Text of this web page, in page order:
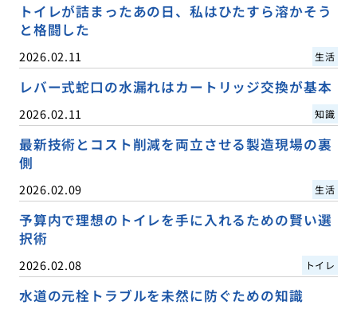
トイレが詰まったあの日、私はひたすら溶かそう
と格闘した
2026.02.11 生活
レバー式蛇口の水漏れはカートリッジ交換が基本
2026.02.11 知識
最新技術とコスト削減を両立させる製造現場の裏
側
2026.02.09 生活
予算内で理想のトイレを手に入れるための賢い選
択術
2026.02.08 トイレ
水道の元栓トラブルを未然に防ぐための知識